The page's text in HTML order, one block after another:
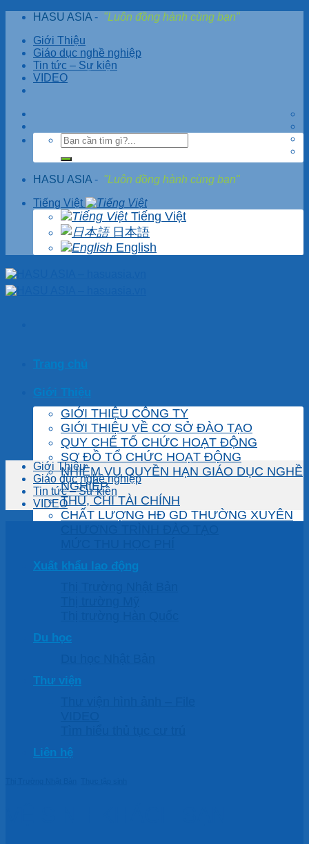
Skip
content
HASU ASIA - "Luôn đồng hành cùng bạn"
Giới Thiệu
Giáo dục nghề nghiệp
Tin tức – Sự kiện
VIDEO
HASU ASIA - "Luôn đồng hành cùng bạn"
Tiếng Việt
Tiếng Việt
日本語
English
Trang chủ
Giới Thiệu
GIỚI THIỆU CÔNG TY
GIỚI THIỆU VỀ CƠ SỞ ĐÀO TẠO
QUY CHẾ TỔ CHỨC HOẠT ĐỘNG
SƠ ĐỒ TỔ CHỨC HOẠT ĐỘNG
NHIỆM VỤ QUYỀN HẠN GIÁO DỤC NGHỀ
NGHIỆP
THU, CHI TÀI CHÍNH
CHẤT LƯỢNG HĐ GD THƯỜNG XUYÊN
Xuất khẩu lao động
Du học
Thư viện
Liên hệ
Giới Thiệu
Giáo dục nghề nghiệp
Tin tức – Sự kiện
VIDEO